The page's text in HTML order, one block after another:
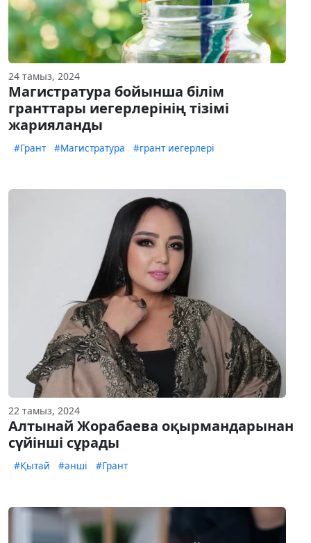
24 тамыз, 2024
Магистратура бойынша білім
гранттары иегерлерінің тізімі
жарияланды
#Грант #Магистратура #грант иегерлері
22 тамыз, 2024
Алтынай Жорабаева оқырмандарынан
сүйінші сұрады
#Қытай #әнші #Грант